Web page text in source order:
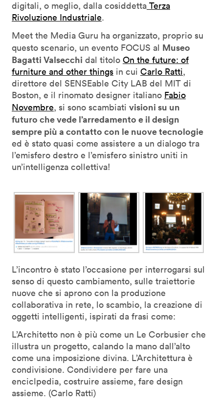
digitali, o meglio, dalla cosiddetta Terza
Rivoluzione Industriale.
Meet the Media Guru ha organizzato, proprio su
questo scenario, un evento FOCUS al Museo
Bagatti Valsecchi dal titolo On the future: of
furniture and other things in cui Carlo Ratti,
direttore del SENSEable City LAB del MIT di
Boston, e il rinomato designer italiano Fabio
Novembre, si sono scambiati visioni su un
futuro che vede l’arredamento e il design
sempre più a contatto con le nuove tecnologie
ed è stato quasi come assistere a un dialogo tra
l’emisfero destro e l’emisfero sinistro uniti in
un’intelligenza collettiva!
L’incontro è stato l’occasione per interrogarsi sul
senso di questo cambiamento, sulle traiettorie
nuove che si aprono con la produzione
collaborativa in rete, lo scambio, la creazione di
oggetti intelligenti, ispirati da frasi come:
L’Architetto non è più come un Le Corbusier che
illustra un progetto, calando la mano dall’alto
come una imposizione divina. L’Architettura è
condivisione. Condividere per fare una
enciclpedia, costruire assieme, fare design
assieme. (Carlo Ratti)